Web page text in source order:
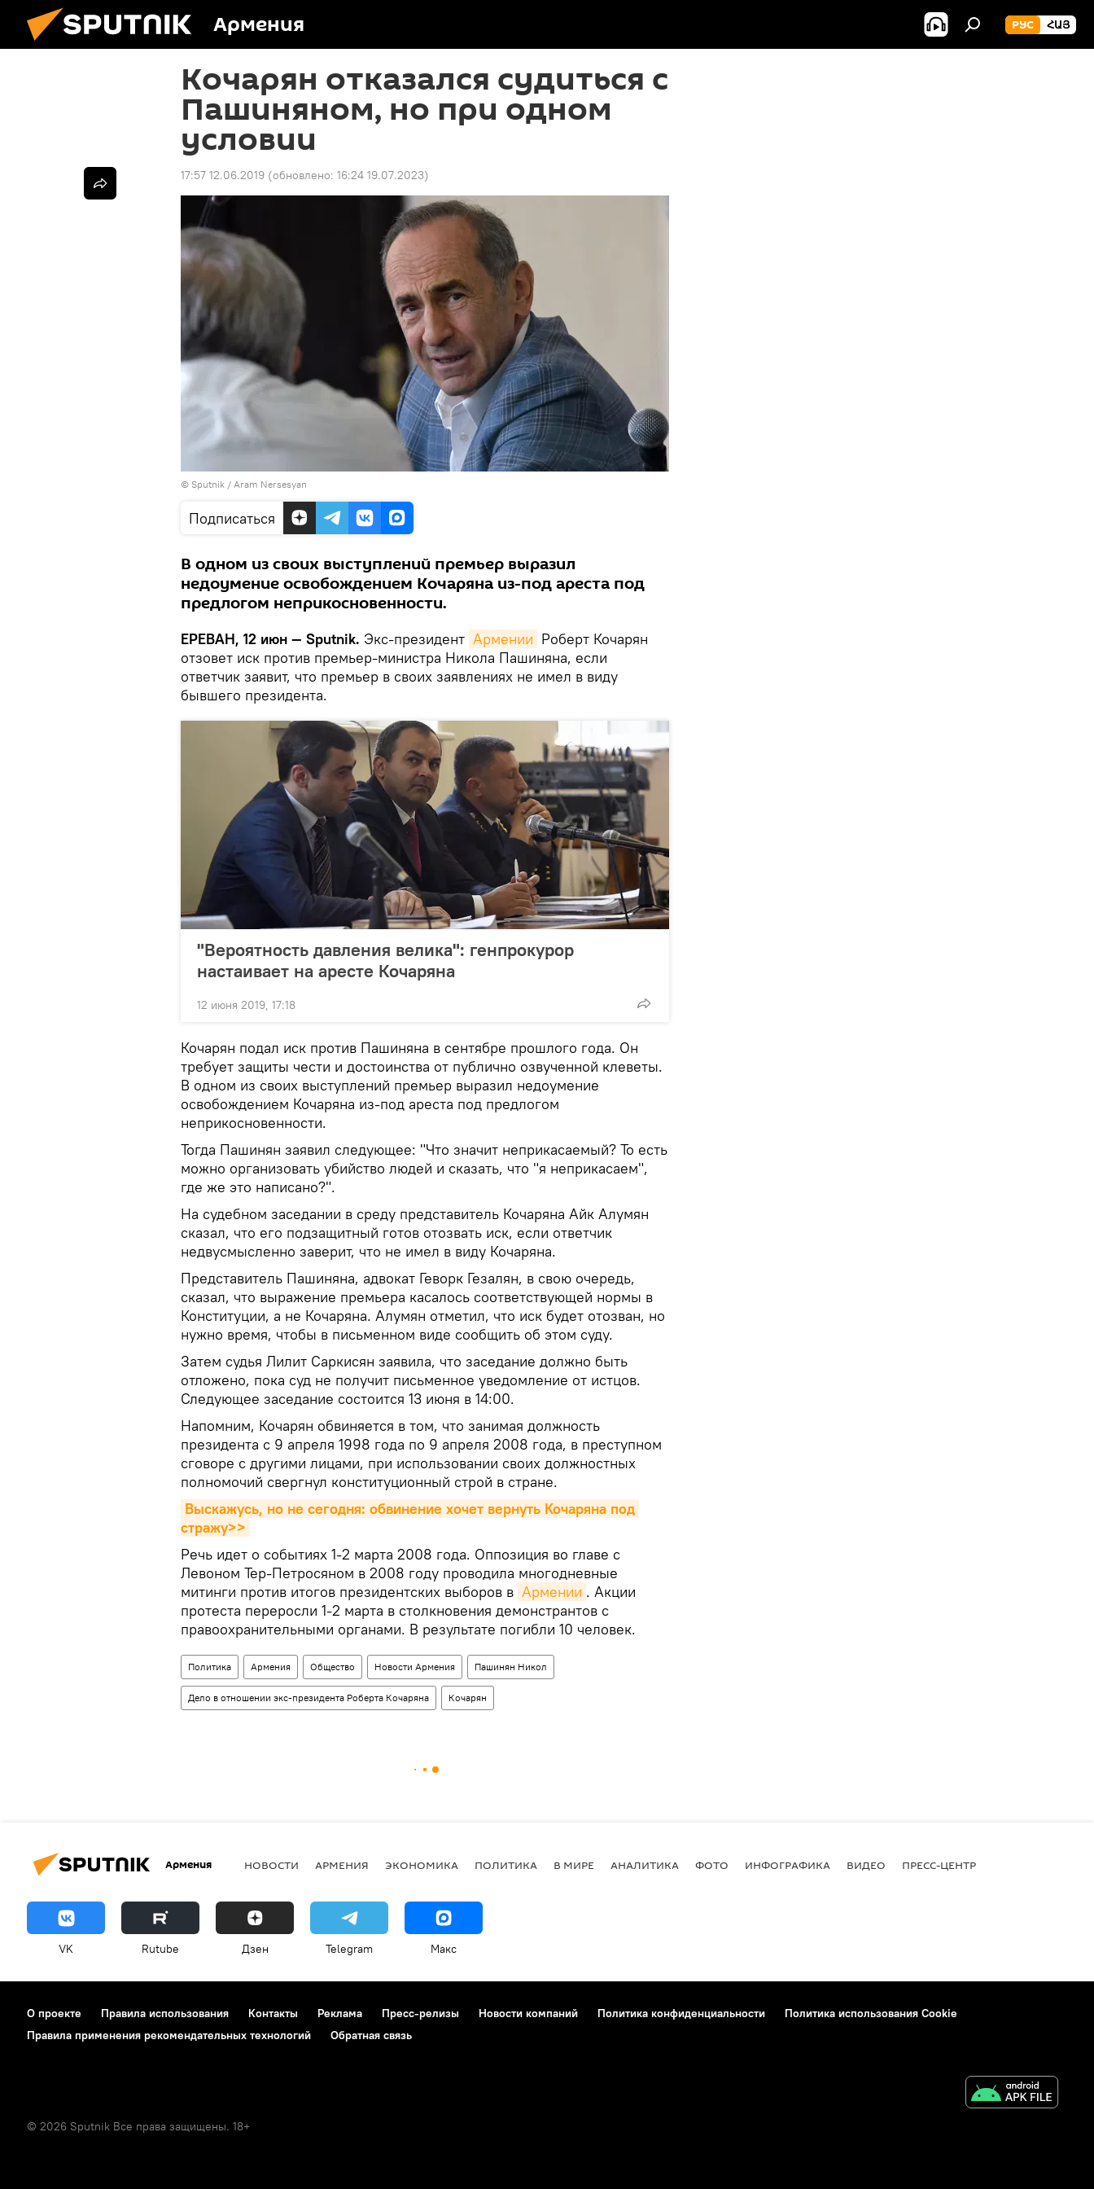
Армения РУС ՀԱՅ
Кочарян отказался судиться с
Пашиняном, но при одном
условии
17:57 12.06.2019 (обновлено: 16:24 19.07.2023)
© Sputnik / Aram Nersesyan
Подписаться
В одном из своих выступлений премьер выразил
недоумение освобождением Кочаряна из-под ареста под
предлогом неприкосновенности.
ЕРЕВАН, 12 июн — Sputnik. Экс-президент Армении Роберт Кочарян
отзовет иск против премьер-министра Никола Пашиняна, если
ответчик заявит, что премьер в своих заявлениях не имел в виду
бывшего президента.
"Вероятность давления велика": генпрокурор
настаивает на аресте Кочаряна
12 июня 2019, 17:18
Кочарян подал иск против Пашиняна в сентябре прошлого года. Он
требует защиты чести и достоинства от публично озвученной клеветы.
В одном из своих выступлений премьер выразил недоумение
освобождением Кочаряна из-под ареста под предлогом
неприкосновенности.
Тогда Пашинян заявил следующее: "Что значит неприкасаемый? То есть
можно организовать убийство людей и сказать, что "я неприкасаем",
где же это написано?".
На судебном заседании в среду представитель Кочаряна Айк Алумян
сказал, что его подзащитный готов отозвать иск, если ответчик
недвусмысленно заверит, что не имел в виду Кочаряна.
Представитель Пашиняна, адвокат Геворк Гезалян, в свою очередь,
сказал, что выражение премьера касалось соответствующей нормы в
Конституции, а не Кочаряна. Алумян отметил, что иск будет отозван, но
нужно время, чтобы в письменном виде сообщить об этом суду.
Затем судья Лилит Саркисян заявила, что заседание должно быть
отложено, пока суд не получит письменное уведомление от истцов.
Следующее заседание состоится 13 июня в 14:00.
Напомним, Кочарян обвиняется в том, что занимая должность
президента с 9 апреля 1998 года по 9 апреля 2008 года, в преступном
сговоре с другими лицами, при использовании своих должностных
полномочий свергнул конституционный строй в стране.
Выскажусь, но не сегодня: обвинение хочет вернуть Кочаряна под
стражу>>
Речь идет о событиях 1-2 марта 2008 года. Оппозиция во главе с
Левоном Тер-Петросяном в 2008 году проводила многодневные
митинги против итогов президентских выборов в Армении . Акции
протеста переросли 1-2 марта в столкновения демонстрантов с
правоохранительными органами. В результате погибли 10 человек.
Политика Армения Общество Новости Армения Пашинян Никол
Дело в отношении экс-президента Роберта Кочаряна Кочарян
Армения НОВОСТИ АРМЕНИЯ ЭКОНОМИКА ПОЛИТИКА В МИРЕ АНАЛИТИКА ФОТО ИНФОГРАФИКА ВИДЕО ПРЕСС-ЦЕНТР
VK Rutube Дзен Telegram Макс
О проекте Правила использования Контакты Реклама Пресс-релизы Новости компаний Политика конфиденциальности
Политика использования Cookie
Правила применения рекомендательных технологий
Обратная связь
© 2026 Sputnik Все права защищены. 18+